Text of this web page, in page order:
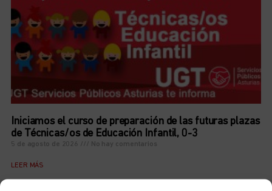
Iniciamos el curso de preparación de las futuras plazas
de Técnicas/os de Educación Infantil, 0-3
5 de agosto de 2026 No hay comentarios
LEER MÁS